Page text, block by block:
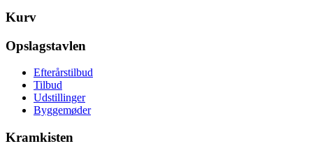
Kurv
Opslagstavlen
Efterårstilbud
Tilbud
Udstillinger
Byggemøder
Kramkisten